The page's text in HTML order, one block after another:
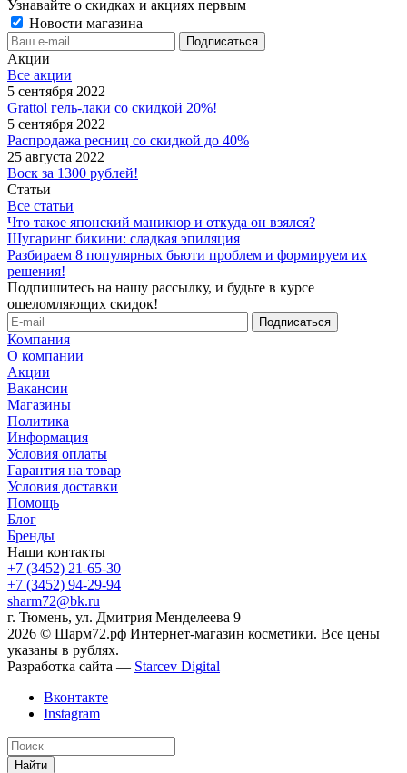
Узнавайте о скидках и акциях первым
Новости магазина
Акции
Все акции
5 сентября 2022
Grattol гель-лаки со скидкой 20%!
5 сентября 2022
Распродажа ресниц со скидкой до 40%
25 августа 2022
Воск за 1300 рублей!
Статьи
Все статьи
Что такое японский маникюр и откуда он взялся?
Шугаринг бикини: сладкая эпиляция
Разбираем 8 популярных бьюти проблем и формируем их
решения!
Подпишитесь на нашу рассылку, и будьте в курсе
ошеломляющих скидок!
Компания
О компании
Акции
Вакансии
Магазины
Политика
Информация
Условия оплаты
Гарантия на товар
Условия доставки
Помощь
Блог
Бренды
Наши контакты
+7 (3452) 21-65-30
+7 (3452) 94-29-94
sharm72@bk.ru
г. Тюмень, ул. Дмитрия Менделеева 9
2026 © Шарм72.рф Интернет-магазин косметики. Все цены
указаны в рублях.
Разработка сайта — Starcev Digital
Вконтакте
Instagram
Найти